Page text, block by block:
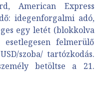
American Express
idegenforgalmi adó,
egy letét (blokkolva
felmerülő
szoba/ tartózkodás.
betöltse a 21.